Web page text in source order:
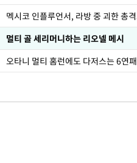
멀티 골 세리머니하는 리오넬 메시
오타니 멀티 홈런에도 다저스는 6연패